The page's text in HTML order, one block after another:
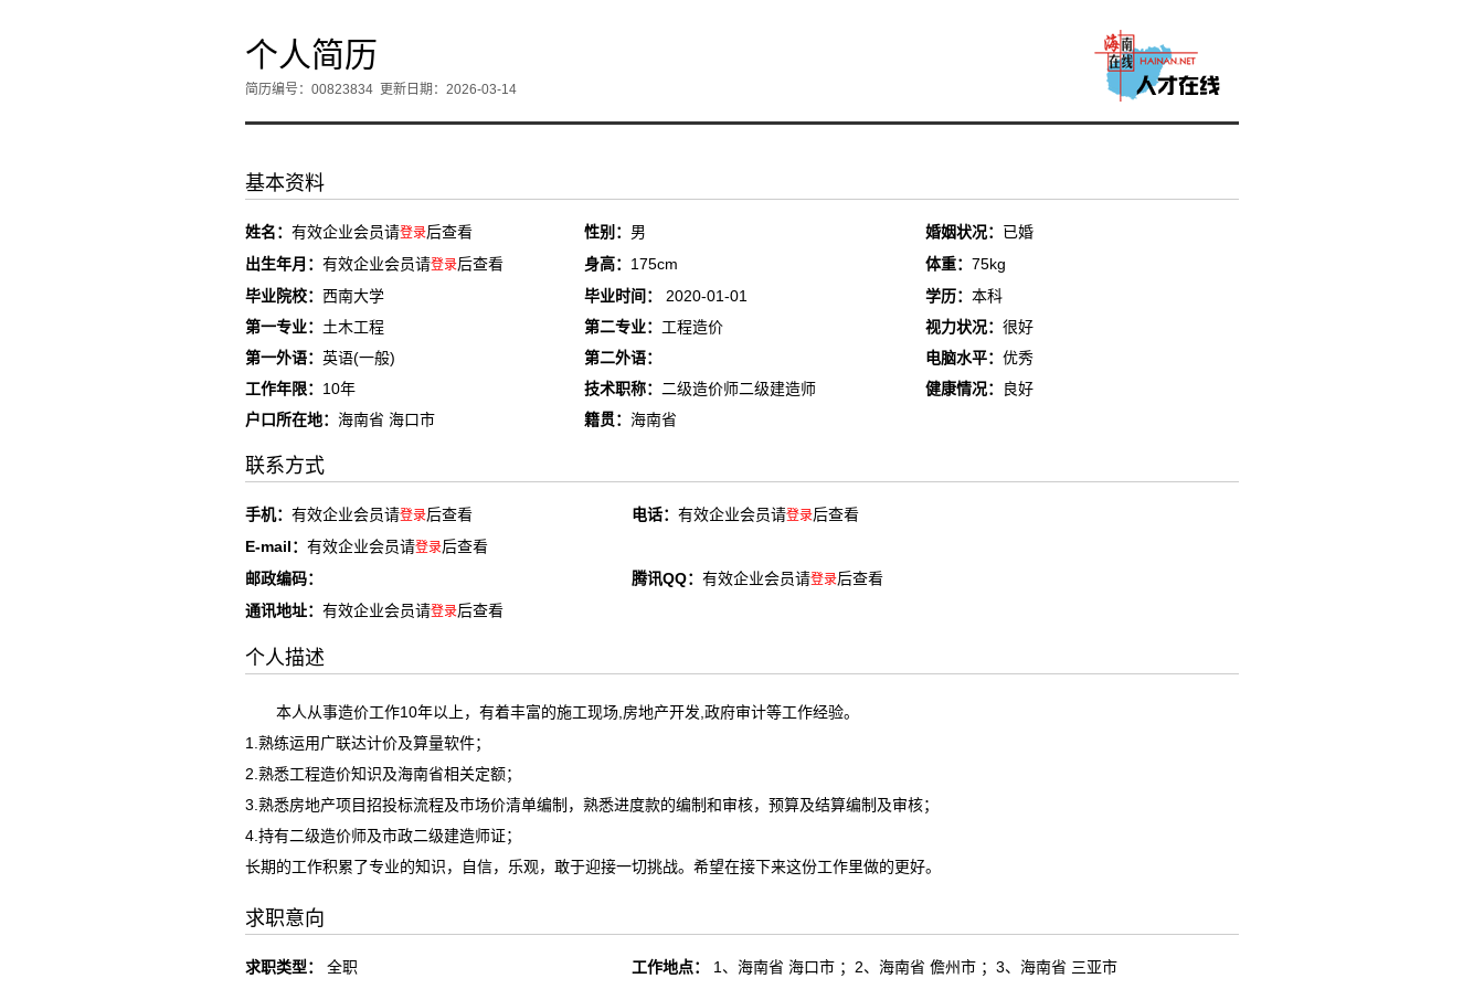
个人简历
简历编号：00823834 更新日期：2026-03-14
基本资料
姓名： 有效企业会员请登录后查看 性别： 男 婚姻状况： 已婚
出生年月： 有效企业会员请登录后查看 身高： 175cm 体重： 75kg
毕业院校： 西南大学 毕业时间： 2020-01-01 学历： 本科
第一专业： 土木工程 第二专业： 工程造价 视力状况： 很好
第一外语： 英语(一般) 第二外语： 电脑水平： 优秀
工作年限： 10年 技术职称： 二级造价师二级建造师 健康情况：
良好
户口所在地： 海南省 海口市 籍贯： 海南省
联系方式
手机： 有效企业会员请登录后查看 电话： 有效企业会员请登录后查看
E-mail： 有效企业会员请登录后查看
邮政编码：
腾讯QQ： 有效企业会员请登录后查看
通讯地址： 有效企业会员请登录后查看
个人描述
本人从事造价工作10年以上，有着丰富的施工现场,房地产开发,政府审计等工作经验。
1.熟练运用广联达计价及算量软件；
2.熟悉工程造价知识及海南省相关定额；
3.熟悉房地产项目招投标流程及市场价清单编制，熟悉进度款的编制和审核，预算及结算编制及审核；
4.持有二级造价师及市政二级建造师证；
长期的工作积累了专业的知识，自信，乐观，敢于迎接一切挑战。希望在接下来这份工作里做的更好。
求职意向
求职类型： 全职 工作地点： 1、海南省 海口市 ；2、海南省 儋州市 ；3、海南省 三亚市